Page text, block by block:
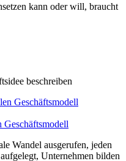
kann oder will, braucht
beschreiben
Wandel ausgerufen, jeden
Unternehmen bilden